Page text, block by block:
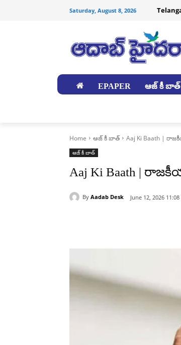
Saturday, August 8, 2026
EPAPER ఆజ్ కీ బాత్
Home ఆజ్ కీ బాత్ Aaj Ki Baath |
ఆజ్ కీ బాత్
Aaj Ki Baath |
By Aadab Desk June 12, 2026